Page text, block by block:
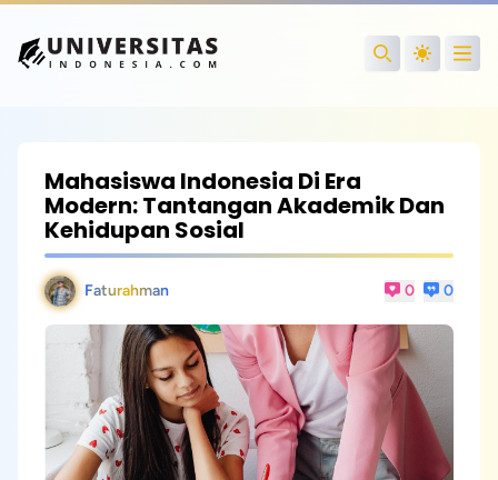
Search
Mahasiswa Indonesia Di Era
Modern: Tantangan Akademik Dan
Kehidupan Sosial
Faturahman 0 0